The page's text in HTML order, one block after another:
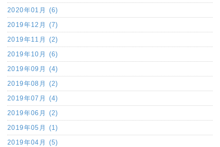
2020年01月 (6)
2019年12月 (7)
2019年11月 (2)
2019年10月 (6)
2019年09月 (4)
2019年08月 (2)
2019年07月 (4)
2019年06月 (2)
2019年05月 (1)
2019年04月 (5)